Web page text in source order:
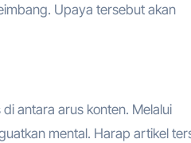
Upaya tersebut akan
antara arus konten. Melalui
mental. Harap artikel